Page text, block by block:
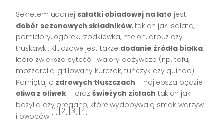
Sekretem udanej sałatki obiadowej na lato jest
dobór sezonowych składników, takich jak: sałata,
pomidory, ogórek, rzodkiewka, melon, arbuz czy
truskawki. Kluczowe jest także dodanie źródła białka,
które zwiększa sytość i walory odżywcze (np. tofu,
mozzarella, grillowany kurczak, tuńczyk czy quinoa).
Pamiętaj o zdrowych tłuszczach – najlepsza będzie
oliwa z oliwek – orazświeżych ziołach takich jak
bazylia czy oregano, które wydobywają smak warzyw
i owoców.
[1][2][3][4]